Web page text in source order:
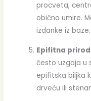
procveta,
obično umire.
izdanke iz baze.
Epifitna
često uzgaja u
epifitska biljka
drveću ili